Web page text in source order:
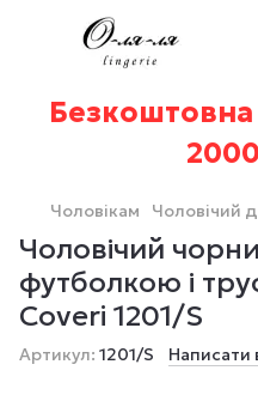
Безкоштовна
Чоловікам Чоловічий
Чоловічий
футболкою і
Coveri 1201/S
Артикул: 1201/S Написати